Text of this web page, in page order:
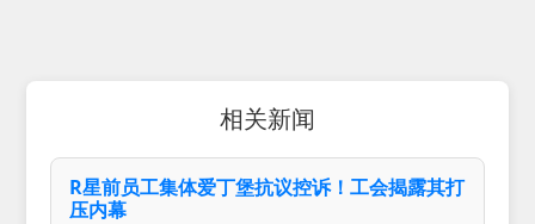
相关新闻
R星前员工集体爱丁堡抗议控诉！工会揭露其打
压内幕